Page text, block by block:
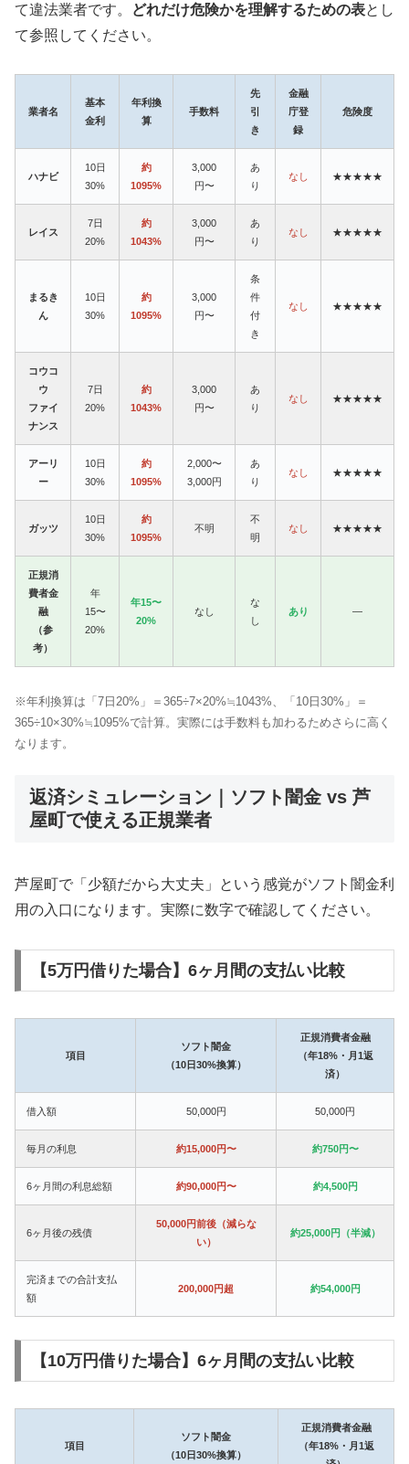
て違法業者です。
どれだけ危険かを理解するための表とし
て参照してください。
業者名
基本
金利
年利換
算
手数料
先
引
き
金融
庁登
録
危険度
ハナビ
10日
30%
約
1095%
3,000
円〜
あ
り
なし ★★★★★
レイス
7日
20%
約
1043%
3,000
円〜
あ
り
なし ★★★★★
まるき
ん
10日
30%
約
1095%
3,000
円〜
条
件
付
き
なし ★★★★★
コウコ
ウ
ファイ
ナンス
7日
20%
約
1043%
3,000
円〜
あ
り
なし ★★★★★
アーリ
ー
10日
30%
約
1095%
2,000〜
3,000円
あ
り
なし ★★★★★
ガッツ
10日
30%
約
1095%
不明
不
明
なし ★★★★★
正規消
費者金
融
（参
考）
年
15〜
20%
年15〜
20%
なし
な
し
あり —
※年利換算は「7日20%」＝365÷7×20%≒1043%、「10日30%」＝
365÷10×30%≒1095%で計算。実際には手数料も加わるためさらに高く
なります。
返済シミュレーション｜ソフト闇金 vs 芦
屋町で使える正規業者
芦屋町で「少額だから大丈夫」という感覚がソフト闇金利
用の入口になります。実際に数字で確認してください。
【5万円借りた場合】6ヶ月間の支払い比較
項目
ソフト闇金
（10日30%換算）
正規消費者金融
（年18%・月1返
済）
借入額 50,000円 50,000円
毎月の利息 約15,000円〜 約750円〜
6ヶ月間の利息総額 約90,000円〜 約4,500円
6ヶ月後の残債
50,000円前後（減らな
い）
約25,000円（半減）
完済までの合計支払
額
200,000円超 約54,000円
【10万円借りた場合】6ヶ月間の支払い比較
項目
ソフト闇金
（10日30%換算）
正規消費者金融
（年18%・月1返